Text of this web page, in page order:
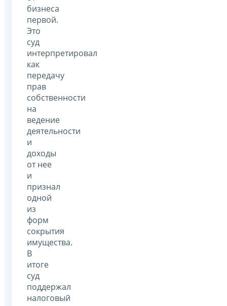
бизнеса
первой.
Это
суд
интерпретировал
как
передачу
прав
собственности
на
ведение
деятельности
и
доходы
от нее
и
признал
одной
из
форм
сокрытия
имущества.
В
итоге
суд
поддержал
налоговый